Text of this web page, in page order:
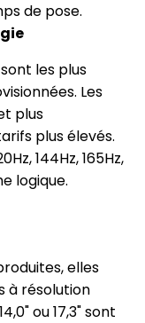
de pose.
sont les plus
Les
plus
plus élevés.
144Hz, 165Hz,
logique.
elles
à résolution
ou 17,3" sont